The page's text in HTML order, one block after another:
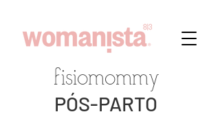
fisiomommy
PÓS-PARTO